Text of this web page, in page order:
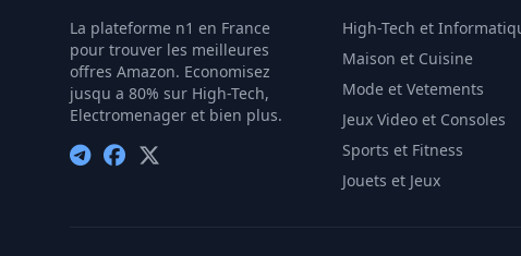
La plateforme n1 en France
pour trouver les meilleures
offres Amazon. Economisez
jusqu a 80% sur High-Tech,
Electromenager et bien plus.
High-Tech et
Maison et Cuisine
Mode et Vetements
Jeux Video et Consoles
Sports et Fitness
Jouets et Jeux